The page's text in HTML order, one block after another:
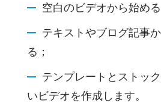
空白のビデオから始める
テキストやブログ記事
る；
テンプレートとストッ
いビデオを作成します。